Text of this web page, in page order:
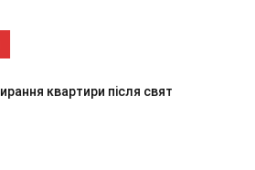
квартири після свят